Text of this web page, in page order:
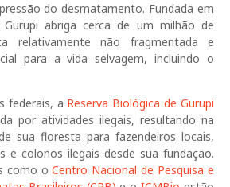
do desmatamento. Fundada em
abriga cerca de um milhão de
relativamente não fragmentada e
para a vida selvagem, incluindo o
federais, a Reserva Biológica de Gurupi
por atividades ilegais, resultando na
sua floresta para fazendeiros locais,
e colonos ilegais desde sua fundação.
como oCentro Nacional de Pesquisa e